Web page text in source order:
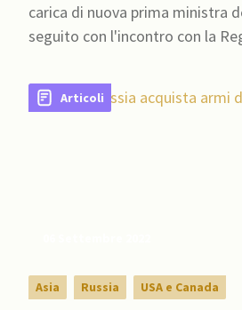
carica di nuova prima ministra
seguito con l'incontro con la
Articoli
Asia Russia USA e Canada